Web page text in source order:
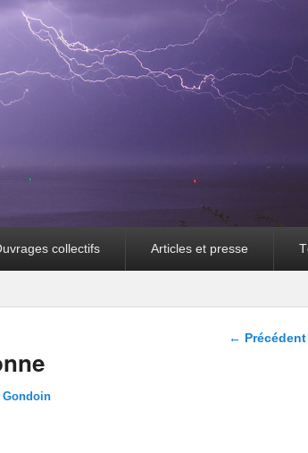
collectifs Articles et presse
← Précédent
Gondoin